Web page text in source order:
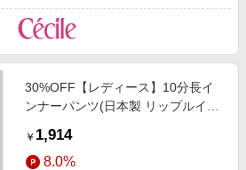
30%OFF【レディース】10分長イ
ンナーパンツ(日本製 リップルイン
スカロップシェル
￥ 1,914
8.0%